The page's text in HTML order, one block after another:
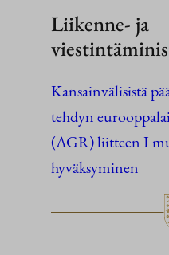
Liikenne- ja
Kansainvälisistä
tehdyn
(AGR) liitteen I
hyväksyminen